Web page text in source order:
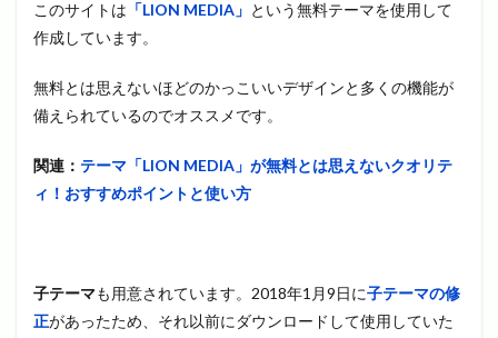
このサイトは 「LION MEDIA」 という無料テーマを使用して
作成しています。
無料とは思えないほどのかっこいいデザインと多くの機能が
備えられているのでオススメです。
関連： テーマ「LION MEDIA」が無料とは思えないクオリテ
ィ！おすすめポイントと使い方
子テーマも用意されています。2018年1月9日に子テーマの修
正があったため、それ以前にダウンロードして使用していた